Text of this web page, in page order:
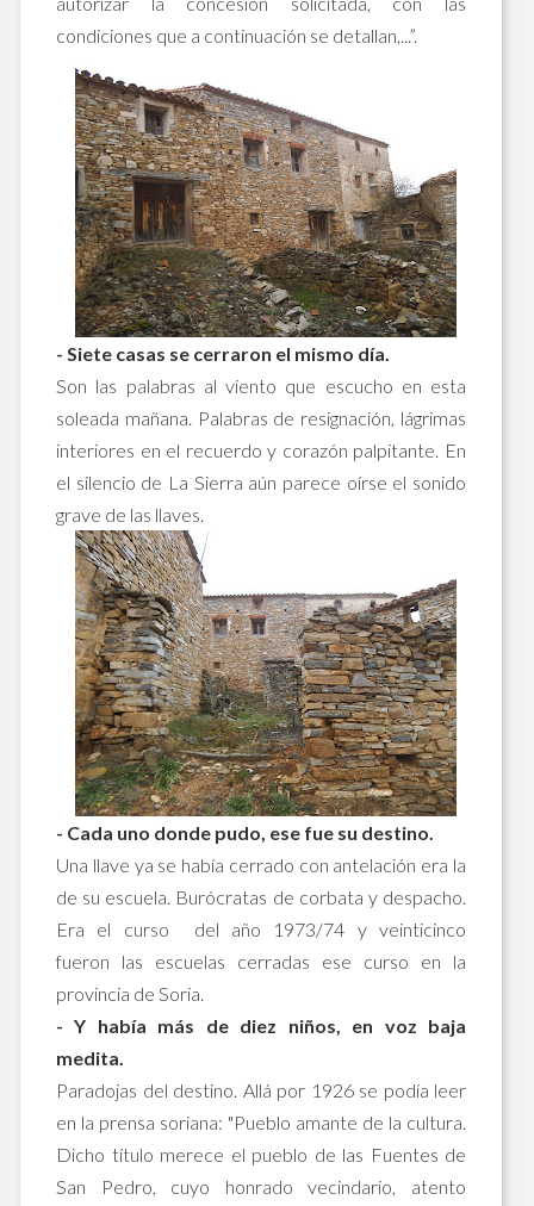
condiciones que a continuación se detallan,...”.
- Siete casas se cerraron el mismo día.
Son las palabras al viento que escucho en esta
soleada mañana. Palabras de resignación, lágrimas
interiores en el recuerdo y corazón palpitante. En
el silencio de La Sierra aún parece oírse el sonido
grave de las llaves.
- Cada uno donde pudo, ese fue su destino.
Una llave ya se había cerrado con antelación era la
de su escuela. Burócratas de corbata y despacho.
Era el curso del año 1973/74 y veinticinco
fueron las escuelas cerradas ese curso en la
provincia de Soria.
- Y había más de diez niños, en voz baja
medita.
Paradojas del destino. Allá por 1926 se podía leer
en la prensa soriana: "Pueblo amante de la cultura.
Dicho título merece el pueblo de las Fuentes de
San Pedro, cuyo honrado vecindario, atento